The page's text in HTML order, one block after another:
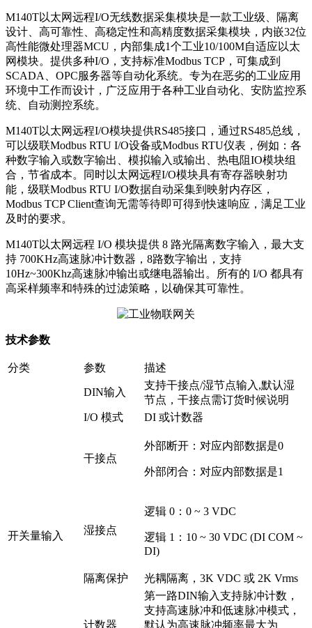
M140T以太网远程I/O无线数据采集模块是一款工业级、隔离
设计、高可靠性、高稳定性和高精度数据采集模块，内嵌32位
高性能微处理器MCU，内部集成1个工业10/100M自适应以太
网模块。提供多种I/O，支持标准Modbus TCP，可集成到
SCADA、OPC服务器等自动化系统。专为在恶劣的工业应用
环境中工作而设计，广泛应用于各种工业自动化、安防监控系
统、自动测控系统。
M140T以太网远程I/O模块提供RS485接口，通过RS485总线，
可以级联Modbus RTU I/O设备或Modbus RTU仪表，例如：各
种数字输入或数字输出、模拟输入或输出、热电阻IO模块组
合，节省成本。同时以太网远程I/O模块具有寄存器映射功
能，级联Modbus RTU I/O数据自动采集到映射内存区，
Modbus TCP Client查询无需等待即可得到快速响应，满足工业
及时的要求。
M140T以太网远程 I/O 模块提供 8 路光隔离数字输入，最大支
持 700KHz高速脉冲计数器，8路数字输出，支持
10Hz~300Khz高速脉冲输出或继电器输出。所有的 I/O 都具有
高采样频率和特殊的过滤策略，以确保其可靠性。
技术参数
分类 参数 描述
开关量输入
DIN输入
支持干接点/湿节点输入,默认湿
节点，干接点需订货时候说明
I/O 模式
DI 或计数器
干接点
外部断开：对应内部数据是0
外部闭合：对应内部数据是1
湿接点
逻辑 0：0 ~ 3 VDC
逻辑 1：10 ~ 30 VDC (DI COM ~
DI)
隔离保护 光耦隔离，3K VDC 或 2K Vrms
计数器
第一路DIN输入支持脉冲计数，
支持高速脉冲和低速脉冲模式，
默认为高速脉冲频率最大为